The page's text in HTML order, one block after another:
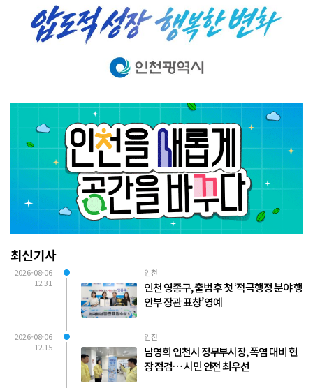
최신기사
2026-08-06
12:31
인천
인천 영종구, 출범 후 첫 ‘적극행정 분야 행
안부 장관 표창’ 영예
2026-08-06
12:15
인천
남영희 인천시 정무부시장, 폭염 대비 현
장 점검… 시민 안전 최우선